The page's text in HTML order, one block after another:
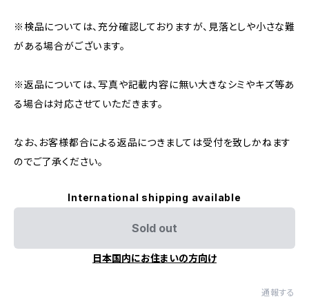
※検品については、充分確認しておりますが、見落としや小さな難
がある場合がございます。
※返品については、写真や記載内容に無い大きなシミやキズ等あ
る場合は対応させていただきます。
なお、お客様都合による返品につきましては受付を致しかねます
のでご了承ください。
International shipping available
Sold out
日本国内にお住まいの方向け
通報する